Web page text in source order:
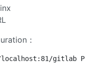
：
gitlab